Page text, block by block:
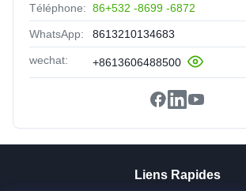
Téléphone: 86+532 -8699 -6872
WhatsApp: 8613210134683
wechat: +8613606488500
Liens Rapides